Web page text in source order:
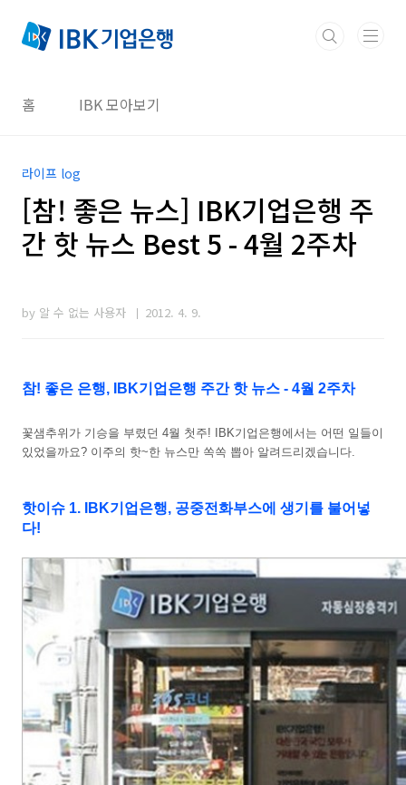
홈 IBK 모아보기
라이프 log
[참! 좋은 뉴스] IBK기업은행 주
간 핫 뉴스 Best 5 - 4월 2주차
by 알 수 없는 사용자 2012. 4. 9.
참! 좋은 은행, IBK기업은행 주간 핫 뉴스 - 4월 2주차
꽃샘추위가 기승을 부렸던 4월 첫주! IBK기업은행에서는 어떤 일들이
있었을까요? 이주의 핫~한 뉴스만 쏙쏙 뽑아 알려드리겠습니다.
핫이슈 1. IBK기업은행, 공중전화부스에 생기를 불어넣
다!